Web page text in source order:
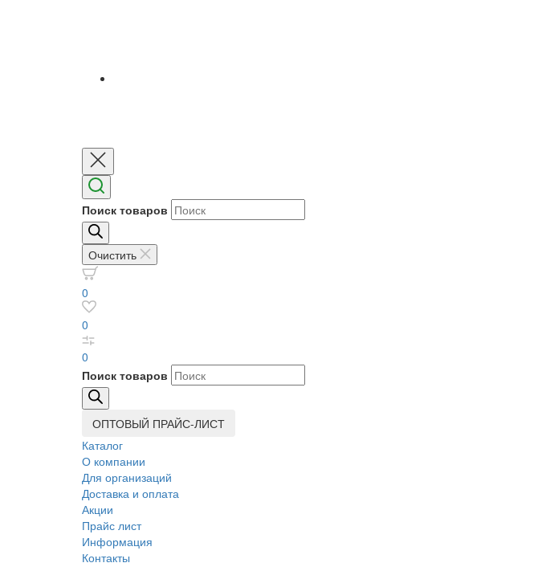
Поиск товаров
Очистить
0
0
0
Поиск товаров
ОПТОВЫЙ ПРАЙС-ЛИСТ
Каталог
О компании
Для организаций
Доставка и оплата
Акции
Прайс лист
Информация
Контакты